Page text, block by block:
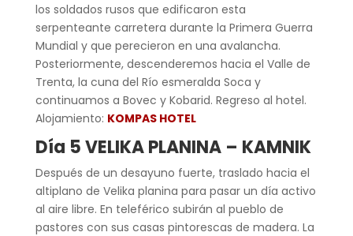
los soldados rusos que edificaron esta
serpenteante carretera durante la Primera Guerra
Mundial y que perecieron en una avalancha.
Posteriormente, descenderemos hacia el Valle de
Trenta, la cuna del Río esmeralda Soca y
continuamos a Bovec y Kobarid. Regreso al hotel.
Alojamiento: KOMPAS HOTEL
Día 5 VELIKA PLANINA – KAMNIK
Después de un desayuno fuerte, traslado hacia el
altiplano de Velika planina para pasar un día activo
al aire libre. En teleférico subirán al pueblo de
pastores con sus casas pintorescas de madera. La